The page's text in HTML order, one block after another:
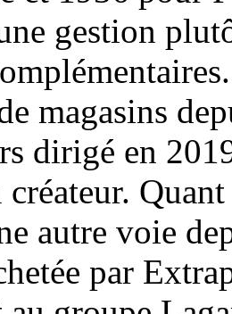
gestion
magasins
dirigé en
autre voie
par